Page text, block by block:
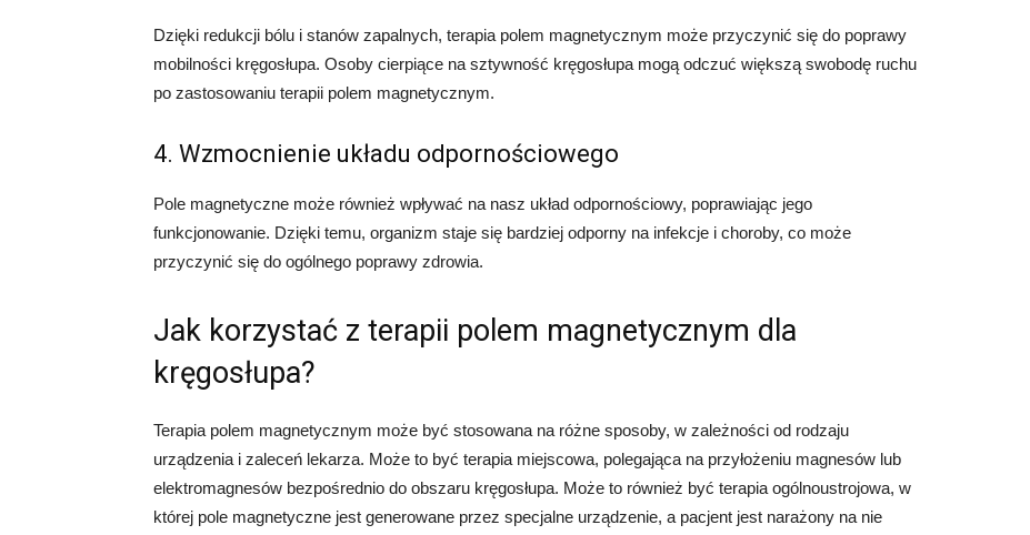
Dzięki redukcji bólu i stanów zapalnych, terapia polem magnetycznym może przyczynić się do poprawy
mobilności kręgosłupa. Osoby cierpiące na sztywność kręgosłupa mogą odczuć większą swobodę ruchu
po zastosowaniu terapii polem magnetycznym.
4. Wzmocnienie układu odpornościowego
Pole magnetyczne może również wpływać na nasz układ odpornościowy, poprawiając jego
funkcjonowanie. Dzięki temu, organizm staje się bardziej odporny na infekcje i choroby, co może
przyczynić się do ogólnego poprawy zdrowia.
Jak korzystać z terapii polem magnetycznym dla
kręgosłupa?
Terapia polem magnetycznym może być stosowana na różne sposoby, w zależności od rodzaju
urządzenia i zaleceń lekarza. Może to być terapia miejscowa, polegająca na przyłożeniu magnesów lub
elektromagnesów bezpośrednio do obszaru kręgosłupa. Może to również być terapia ogólnoustrojowa, w
której pole magnetyczne jest generowane przez specjalne urządzenie, a pacjent jest narażony na nie